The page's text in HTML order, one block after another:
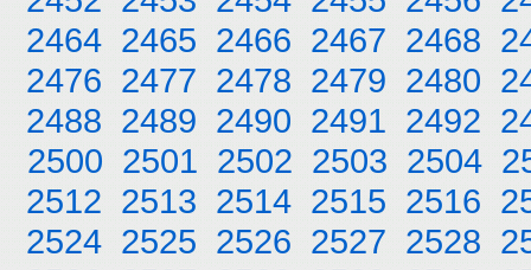
2464 2465 2466 2467 2468
2476 2477 2478 2479 2480
2488 2489 2490 2491 2492
2500 2501 2502 2503 2504
2512 2513 2514 2515 2516
2524 2525 2526 2527 2528